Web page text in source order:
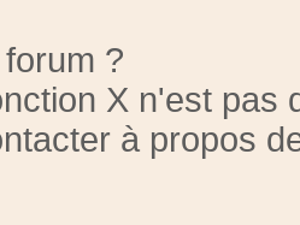
?
X n'est pas
à propos